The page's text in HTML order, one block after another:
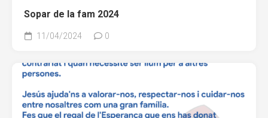
Sopar de la fam 2024
11/04/2024 0